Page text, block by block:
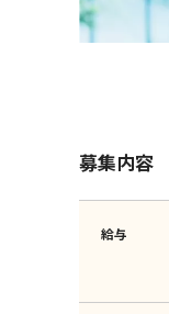
募集内容
給与